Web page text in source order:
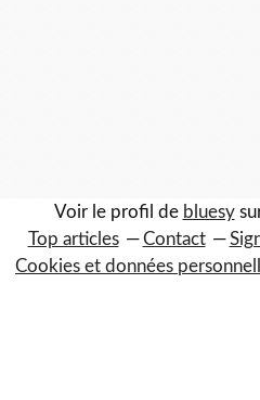
Voir le profil de bluesy
Top articles
Contact
Cookies et données